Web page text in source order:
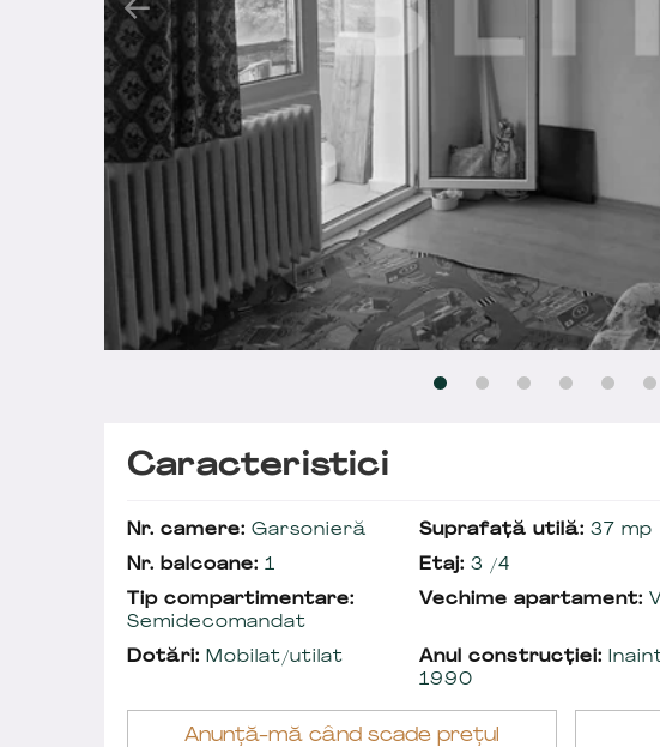
Caracteristici
Nr. camere: Garsonieră Suprafață utilă: 37 mp
Nr. balcoane: 1 Etaj: 3 /4
Tip compartimentare:
Semidecomandat
Vechime apartament:
Dotări: Mobilat/utilat Anul construcției:
1990
Anunță-mă când scade prețul